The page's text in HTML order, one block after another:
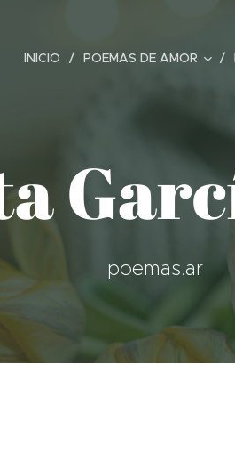
INICIO POEMAS DE AMOR
poemas.ar